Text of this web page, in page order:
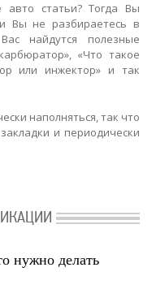
статьи? Тогда Вы
Вы не разбираетесь в
найдутся полезные
«Что такое
или инжектор» и так
наполняться, так что
и периодически
нужно делать